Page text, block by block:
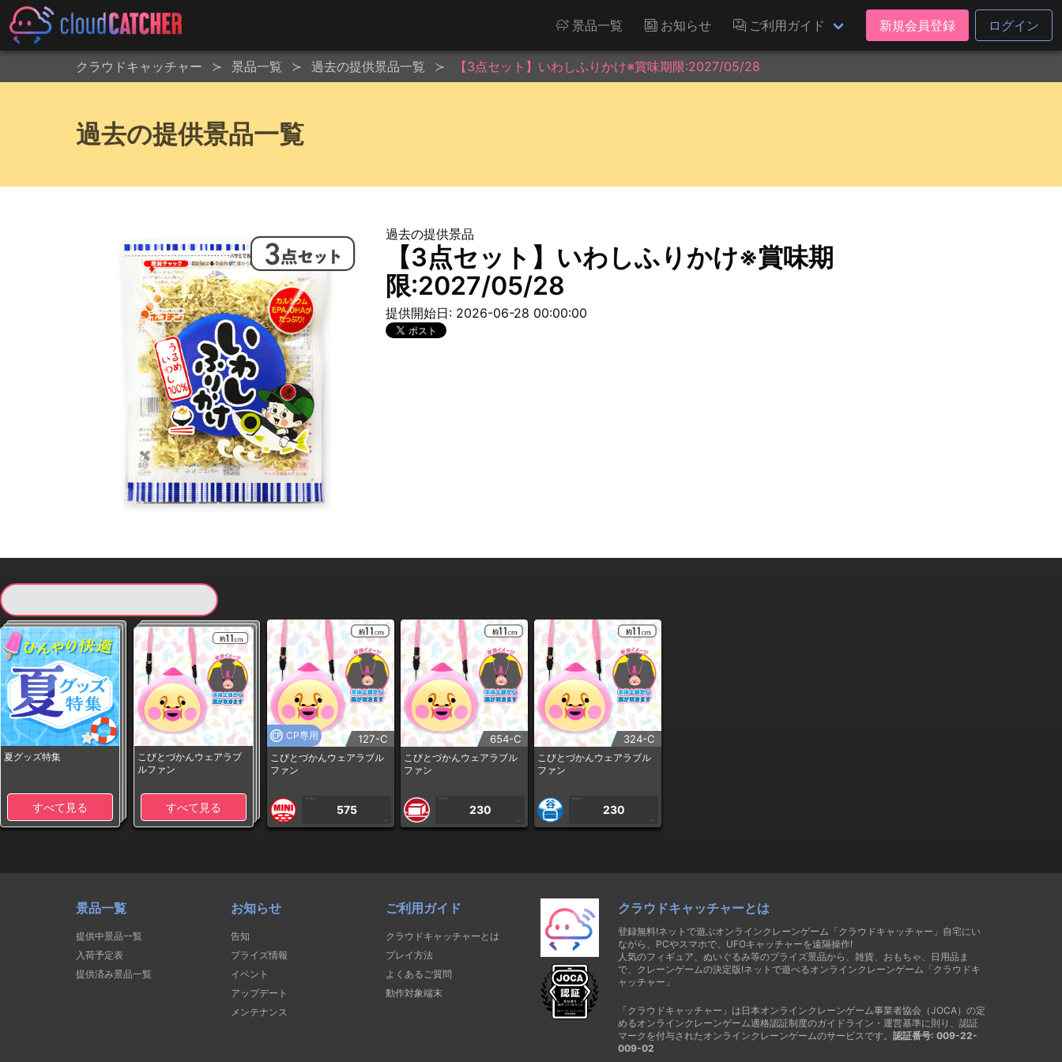
景品一覧 お知らせ ご利用ガイド 新規会員登録 ログイン
クラウドキャッチャー 景品一覧 過去の提供景品一覧 【3点セット】いわしふりかけ※賞味期限:2027/05/28
過去の提供景品一覧
過去の提供景品
【3点セット】いわしふりかけ※賞味期
限:2027/05/28
提供開始日: 2026-06-28 00:00:00
夏グッズ特集
すべて見る
こびとづかんウェアラブ
ルファン
すべて見る
CP専用 127-C
こびとづかんウェアラブル
ファン
1PLAY
575
CP
654-C
こびとづかんウェアラブル
ファン
1PLAY
230
CP
324-C
こびとづかんウェアラブル
ファン
1PLAY
230
CP
景品一覧
提供中景品一覧
入荷予定表
提供済み景品一覧
お知らせ
告知
プライズ情報
イベント
アップデート
メンテナンス
ご利用ガイド
クラウドキャッチャーとは
プレイ方法
よくあるご質問
動作対象端末
クラウドキャッチャーとは
登録無料!ネットで遊ぶオンラインクレーンゲーム「クラウドキャッチャー」自宅にい
ながら、PCやスマホで、UFOキャッチャーを遠隔操作!
人気のフィギュア、ぬいぐるみ等のプライズ景品から、雑貨、おもちゃ、日用品ま
で、クレーンゲームの決定版!ネットで遊べるオンラインクレーンゲーム「クラウドキ
ャッチャー」
「クラウドキャッチャー」は日本オンラインクレーンゲーム事業者協会（JOCA）の定
めるオンラインクレーンゲーム適格認証制度のガイドライン・運営基準に則り、認証
マークを付与されたオンラインクレーンゲームのサービスです。 認証番号: 009-22-
009-02